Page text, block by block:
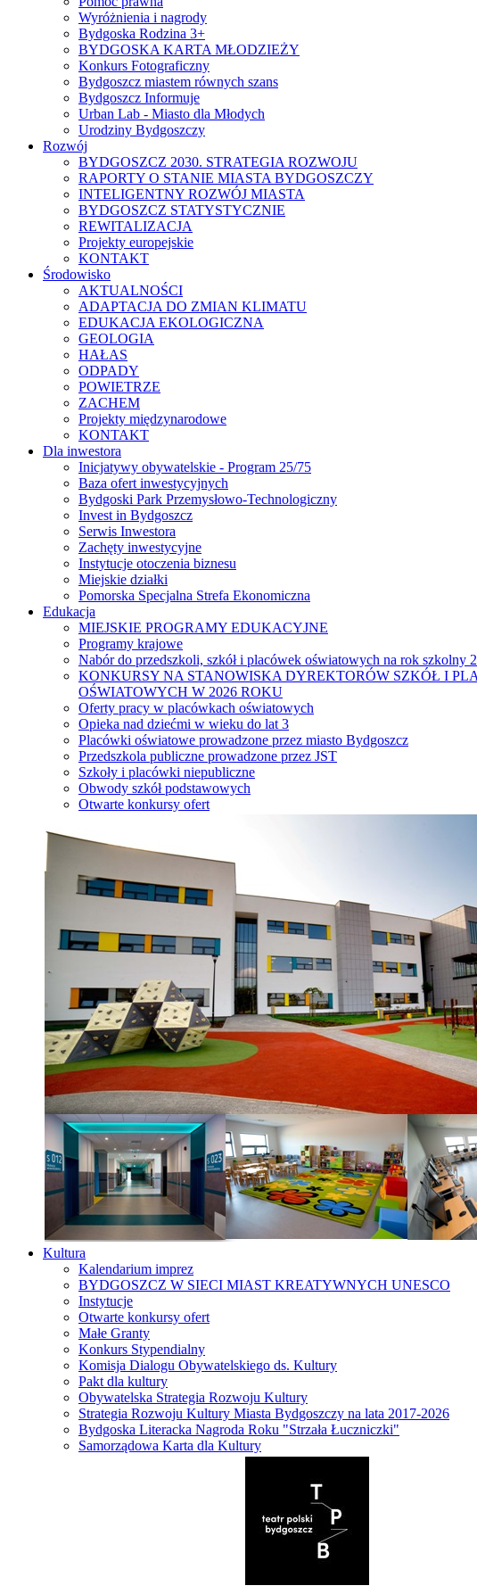
Wyróżnienia i nagrody
Bydgoska Rodzina 3+
BYDGOSKA KARTA MŁODZIEŻY
Konkurs Fotograficzny
Bydgoszcz miastem równych szans
Bydgoszcz Informuje
Urban Lab - Miasto dla Młodych
Urodziny Bydgoszczy
Rozwój
BYDGOSZCZ 2030. STRATEGIA ROZWOJU
RAPORTY O STANIE MIASTA BYDGOSZCZY
INTELIGENTNY ROZWÓJ MIASTA
BYDGOSZCZ STATYSTYCZNIE
REWITALIZACJA
Projekty europejskie
KONTAKT
Środowisko
AKTUALNOŚCI
ADAPTACJA DO ZMIAN KLIMATU
EDUKACJA EKOLOGICZNA
GEOLOGIA
HAŁAS
ODPADY
POWIETRZE
ZACHEM
Projekty międzynarodowe
KONTAKT
Dla inwestora
Inicjatywy obywatelskie - Program 25/75
Baza ofert inwestycyjnych
Bydgoski Park Przemysłowo-Technologiczny
Invest in Bydgoszcz
Serwis Inwestora
Zachęty inwestycyjne
Instytucje otoczenia biznesu
Miejskie działki
Pomorska Specjalna Strefa Ekonomiczna
Edukacja
MIEJSKIE PROGRAMY EDUKACYJNE
Programy krajowe
Nabór do przedszkoli, szkół i placówek oświatowych na rok szkolny
KONKURSY NA STANOWISKA DYREKTORÓW SZKÓŁ I
OŚWIATOWYCH W 2026 ROKU
Oferty pracy w placówkach oświatowych
Opieka nad dziećmi w wieku do lat 3
Placówki oświatowe prowadzone przez miasto Bydgoszcz
Przedszkola publiczne prowadzone przez JST
Szkoły i placówki niepubliczne
Obwody szkół podstawowych
Otwarte konkursy ofert
Kultura
Kalendarium imprez
BYDGOSZCZ W SIECI MIAST KREATYWNYCH UNESCO
Instytucje
Otwarte konkursy ofert
Małe Granty
Konkurs Stypendialny
Komisja Dialogu Obywatelskiego ds. Kultury
Pakt dla kultury
Obywatelska Strategia Rozwoju Kultury
Strategia Rozwoju Kultury Miasta Bydgoszczy na lata 2017-2026
Bydgoska Literacka Nagroda Roku "Strzała Łuczniczki"
Samorządowa Karta dla Kultury